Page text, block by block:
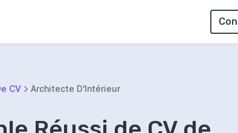
CV Architecte D'Intérieur